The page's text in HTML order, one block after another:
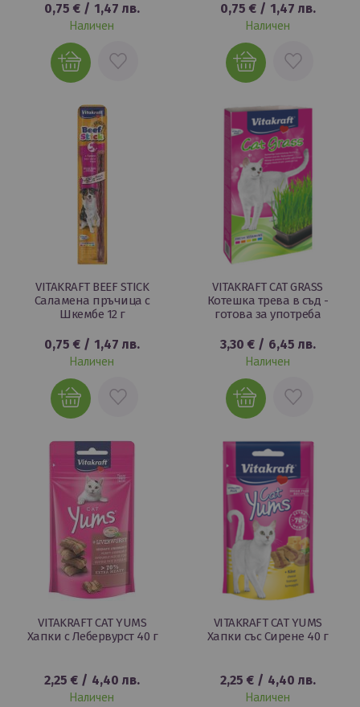
0,75 € / 1,47 лв.
Наличен
ДОБАВИ
0,75 €/ 1,47 лв.
Наличен
ДОБАВИ
ЛЮБИМИ
VITAKRAFT BEEF STICK
Саламена пръчица с
Шкембе 12 г
0,75 € / 1,47 лв.
Наличен
ДОБАВИ
ЛЮБИМИ
VITAKRAFT CAT GRASS
Котешка трева в съд -
готова за употреба
3,30 €/ 6,45 лв.
Наличен
ДОБАВИ
ЛЮБИМИ
VITAKRAFT CAT YUMS
Хапки с Лебервурст 40 г
2,25 € / 4,40 лв.
Наличен
VITAKRAFT CAT YUMS
Хапки със Сирене 40 г
2,25 €/ 4,40 лв.
Наличен